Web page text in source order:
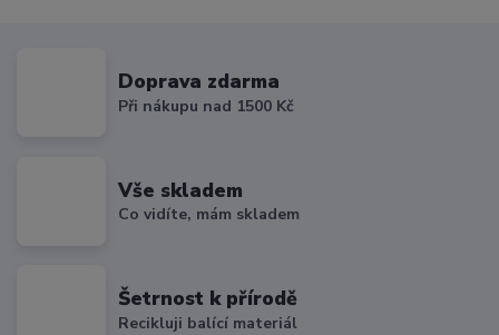
Doprava zdarma
Při nákupu nad 1500 Kč
Vše skladem
Co vidíte, mám skladem
Šetrnost k přírodě
Recikluji balící materiál